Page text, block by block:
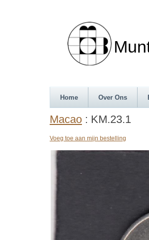
Home Over Ons
Macao : KM.23.1
Voeg toe aan mijn bestelling